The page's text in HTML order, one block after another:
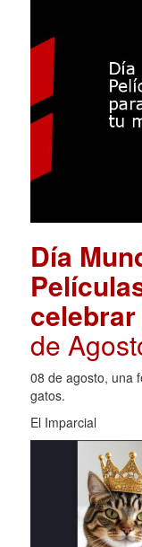
Día
de
08 de agosto, una
gatos.
El Imparcial